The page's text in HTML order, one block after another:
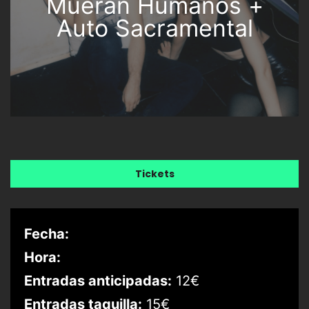
Auto Sacramental
Tickets
Fecha:
Hora:
Entradas anticipadas: 12€
Entradas taquilla: 15€